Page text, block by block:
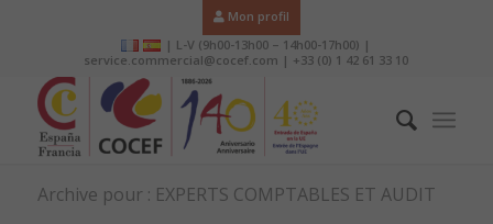
Mon profil
| L-V (9h00-13h00 – 14h00-17h00) |
service.commercial@cocef.com | +33 (0) 1 42 61 33 10
Archive pour : EXPERTS COMPTABLES ET AUDIT